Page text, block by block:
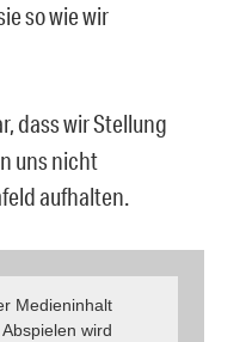
so wie wir
dass wir Stellung
uns nicht
aufhalten.
Medieninhalt
wird